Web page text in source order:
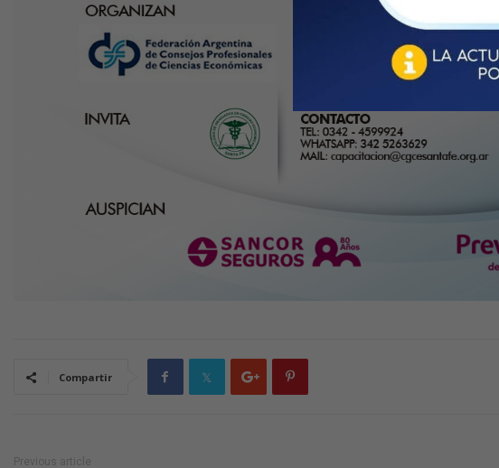
Compartir
Previous article